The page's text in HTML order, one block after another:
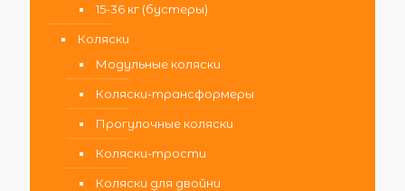
15-36 кг (бустеры)
Коляски
Модульные коляски
Коляски-трансформеры
Прогулочные коляски
Коляски-трости
Коляски для двойни